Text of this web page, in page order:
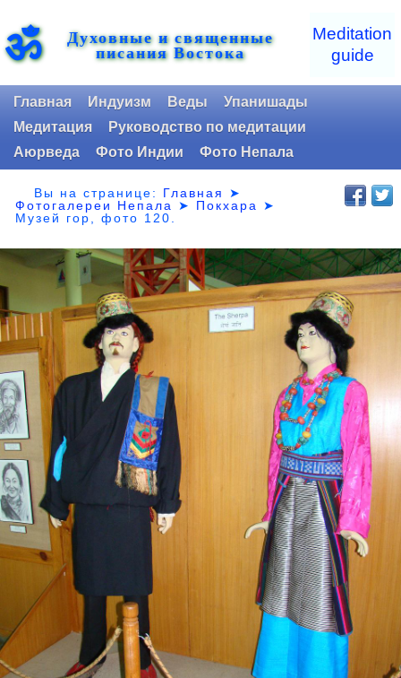
ॐ Духовные и священные
писания Востока
Meditation
guide
Главная Индуизм Веды
Упанишады
Медитация
Руководство по медитации
Аюрведа
Фото Индии Фото Непала
Вы на странице: Главная
➤
Фотогалереи Непала
➤ Покхара
➤
Музей гор,фото 120.